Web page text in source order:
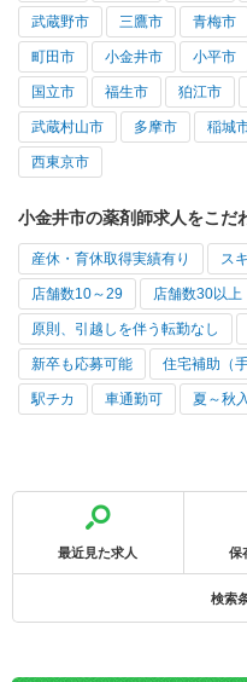
武蔵野市 三鷹市 青梅市
町田市 小金井市 小平市
国立市 福生市 狛江市
武蔵村山市 多摩市 稲城
西東京市
小金井市の薬剤師求人をこだ
産休・育休取得実績有り ス
店舗数10～29 店舗数30以上
原則、引越しを伴う転勤なし
新卒も応募可能 住宅補助（
駅チカ 車通勤可 夏～秋
最近見た求人 保
検索